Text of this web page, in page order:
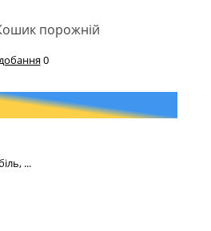
порожній
0
...